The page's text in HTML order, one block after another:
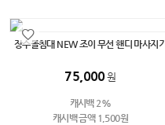
장수돌침대 NEW 조이 무선 핸디 마사지기
75,000원
캐시백 2%
캐시백 금액 1,500원